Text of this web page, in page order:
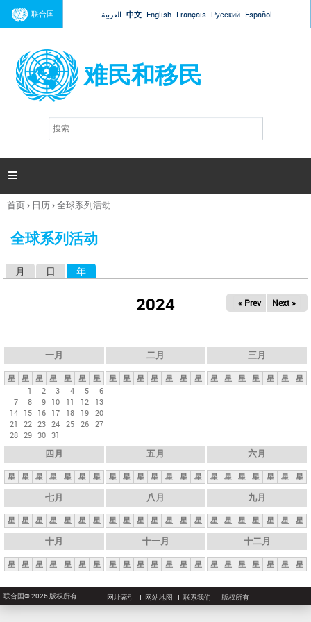
Jump to navigation
联合国 العربية 中文 English Français Русский Español
难民和移民
搜
索

你
这
首页› 日历›全球系列活动
全球系列活动
月 日 年
2024 « Prev Next »
一月
星 星 星 星 星 星
星
1
2 3 4 5
6
7
8 9 10 11 12
13
14 15 16 17 18 19 20
21
22 23 24 25 26 27
28 29 30 31
二月
星 星 星 星 星 星 星
三月
星 星 星 星 星 星 星
四月
星 星 星 星 星 星 星
五月
星 星 星 星 星 星 星
六月
星 星 星 星 星 星 星
七月
星 星 星 星 星 星 星
八月
星 星 星 星 星 星 星
九月
星 星 星 星 星 星 星
十月
星 星 星 星 星 星 星
十一月
星 星 星 星 星 星 星
十二月
星 星 星 星 星 星 星
联合国© 2026 版权所有 网址索引 网站地图 联系我们 版权所有